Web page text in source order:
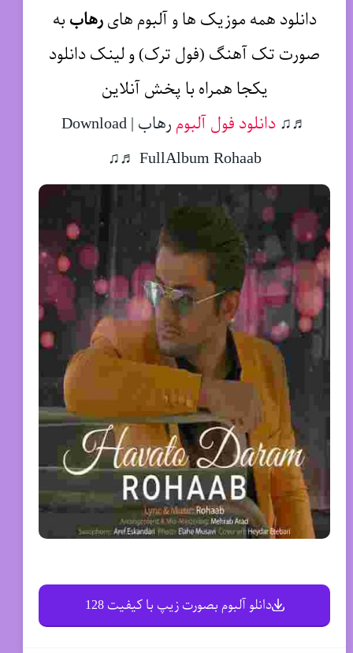
دانلود همه موزیک ها و آلبوم هایرهاب به
صورت تک آهنگ (فول ترک) و لینک دانلود
یکجا همراه با پخش آنلاین
♬♫ دانلود فول آلبوم
رهاب | Download
FullAlbum Rohaab ♬♫
دانلو آلبوم بصورت زیپ با کیفیت 128